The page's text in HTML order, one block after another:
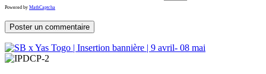
Powered by MathCaptcha